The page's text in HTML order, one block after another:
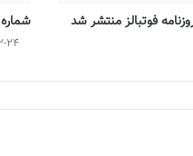
شماره 1649 روزنامه فوتبالز منتشر شد
24